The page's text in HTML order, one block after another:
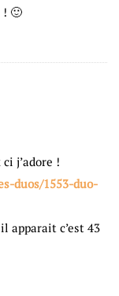
! 🙂
j’adore !
duos/1553-duo-
apparait c’est 43